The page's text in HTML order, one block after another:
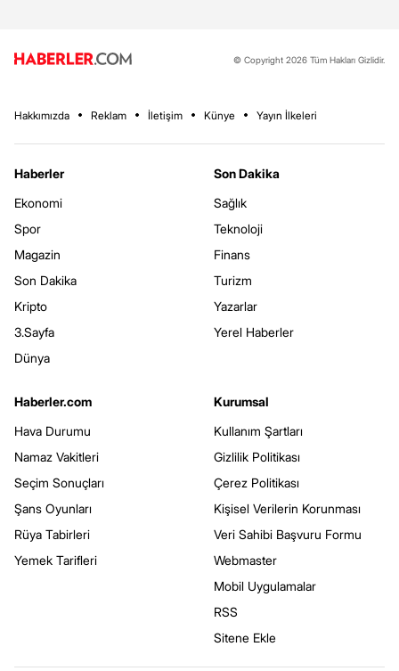
© Copyright 2026 Tüm Hakları Gizlidir.
Hakkımızda Reklam İletişim Künye Yayın İlkeleri
Haberler
Ekonomi
Spor
Magazin
Son Dakika
Kripto
3.Sayfa
Dünya
Son Dakika
Sağlık
Teknoloji
Finans
Turizm
Yazarlar
Yerel Haberler
Haberler.com
Hava Durumu
Namaz Vakitleri
Seçim Sonuçları
Şans Oyunları
Rüya Tabirleri
Yemek Tarifleri
Kurumsal
Kullanım Şartları
Gizlilik Politikası
Çerez Politikası
Kişisel Verilerin Korunması
Veri Sahibi Başvuru Formu
Webmaster
Mobil Uygulamalar
RSS
Sitene Ekle